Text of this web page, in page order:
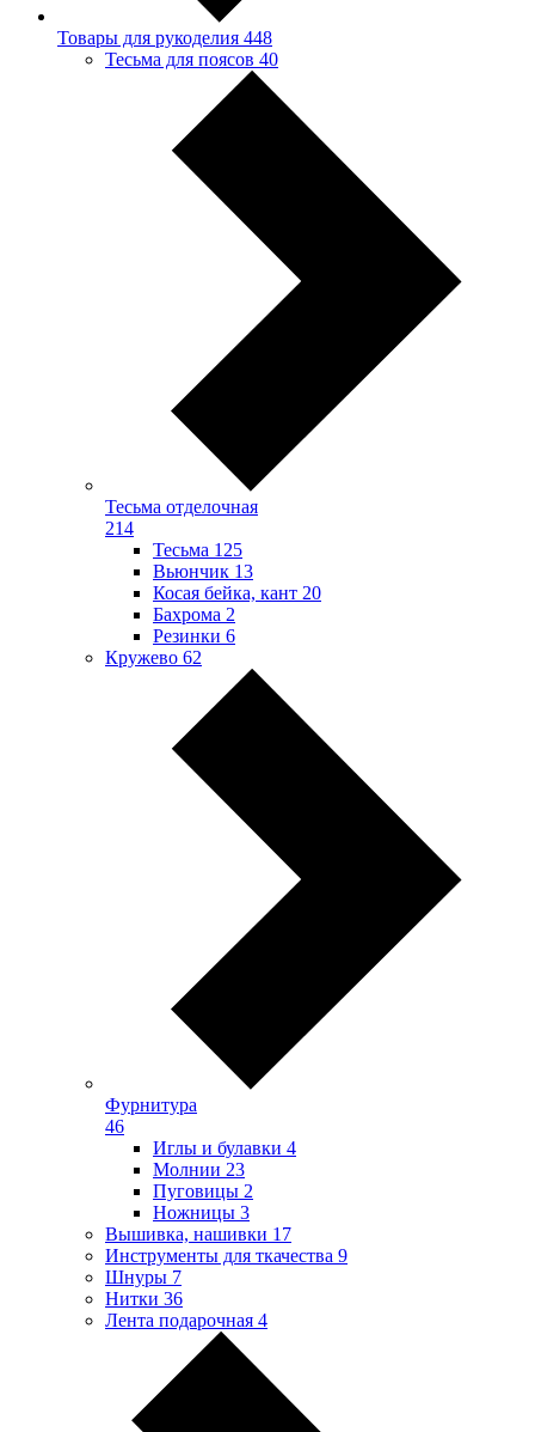
Товары для рукоделия 448
Тесьма для поясов 40
Тесьма отделочная
214
Тесьма 125
Вьюнчик 13
Косая бейка, кант 20
Бахрома 2
Резинки 6
Кружево 62
Фурнитура
46
Иглы и булавки 4
Молнии 23
Пуговицы 2
Ножницы 3
Вышивка, нашивки 17
Инструменты для ткачества 9
Шнуры 7
Нитки 36
Лента подарочная 4